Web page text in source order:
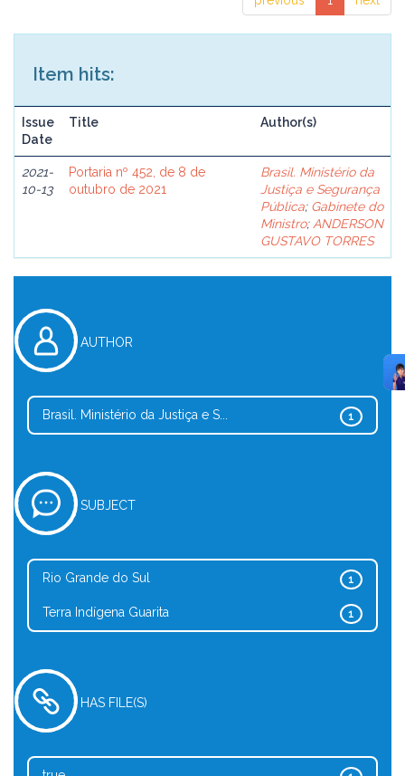
Item hits:
Issue
Date
Title Author(s)
2021-
10-13
Portaria nº 452, de 8 de
outubro de 2021
Brasil. Ministério da
Justiça e Segurança
Pública; Gabinete do
Ministro; ANDERSON
GUSTAVO TORRES
AUTHOR
1
Brasil. Ministério da Justiça e S...
SUBJECT
1
Rio Grande do Sul
1
Terra Indígena Guarita
HAS FILE(S)